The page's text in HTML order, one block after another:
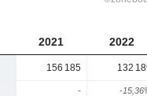
2021 2022
156 185 132
- -